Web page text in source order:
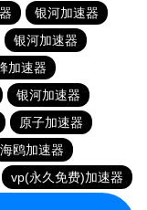
银河加速器
银河加速器
加速器
银河加速器
原子加速器
海鸥加速器
vp(永久免费)加速器